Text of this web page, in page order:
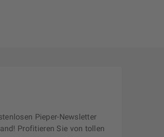
Pieper-Newsletter
Profitieren Sie von tollen